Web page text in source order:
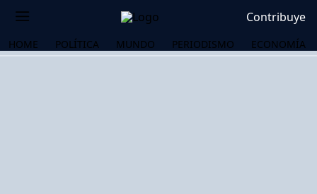
Contribuye
HOME POLÍTICA MUNDO PERIODISMO ECONOMÍA